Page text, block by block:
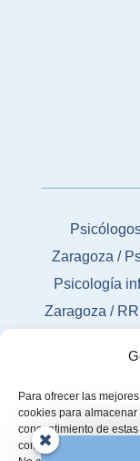
Para ofrecer las
cookies para
consentimiento de
comportamiento de
Zaragoza /
Psicología
Zaragoza /